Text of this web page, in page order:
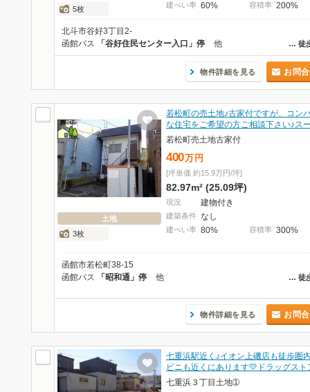
5枚
建ぺい率 60% 容積率 200%
北斗市谷好3丁目2-
… 徒
函館バス 「谷好住民センター入口」停 他
物件詳細を見る お問
土地
3枚
若松町の売土地♪古家付ですが、コン
な住宅をご希望の方ご相談下さい♪ス
若松町売土地古家付
400万 円
[坪単価 約15.9万円/坪]
82.97m² (25.09坪)
現況 建物付き
建築条件 なし
建ぺい率 80% 容積率 300%
函館市若松町38-15
… 徒
函館バス 「昭和通」停 他
物件詳細を見る お問
七重浜駅近く♪イオン上磯店も徒歩圏
ビニも近くにあります💛ドラッグス
七重浜３丁目土地➀